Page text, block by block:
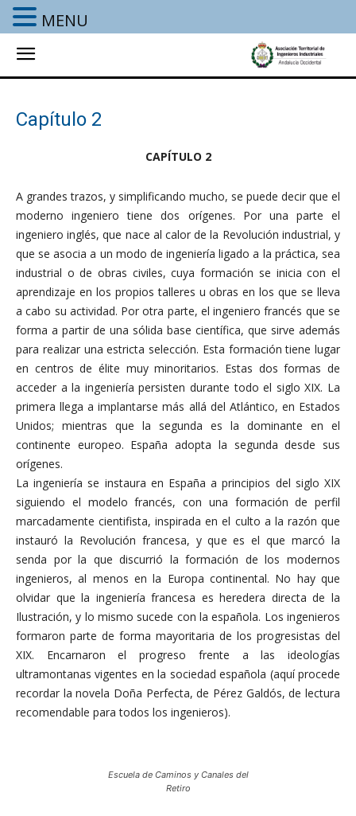
Capítulo 2
CAPÍTULO 2
A grandes trazos, y simplificando mucho, se puede decir que el
moderno ingeniero tiene dos orígenes. Por una parte el
ingeniero inglés, que nace al calor de la Revolución industrial, y
que se asocia a un modo de ingeniería ligado a la práctica, sea
industrial o de obras civiles, cuya formación se inicia con el
aprendizaje en los propios talleres u obras en los que se lleva
a cabo su actividad. Por otra parte, el ingeniero francés que se
forma a partir de una sólida base científica, que sirve además
para realizar una estricta selección. Esta formación tiene lugar
en centros de élite muy minoritarios. Estas dos formas de
acceder a la ingeniería persisten durante todo el siglo XIX. La
primera llega a implantarse más allá del Atlántico, en Estados
Unidos; mientras que la segunda es la dominante en el
continente europeo. España adopta la segunda desde sus
orígenes.
La ingeniería se instaura en España a principios del siglo XIX
siguiendo el modelo francés, con una formación de perfil
marcadamente cientifista, inspirada en el culto a la razón que
instauró la Revolución francesa, y que es el que marcó la
senda por la que discurrió la formación de los modernos
ingenieros, al menos en la Europa continental. No hay que
olvidar que la ingeniería francesa es heredera directa de la
Ilustración, y lo mismo sucede con la española. Los ingenieros
formaron parte de forma mayoritaria de los progresistas del
XIX. Encarnaron el progreso frente a las ideologías
ultramontanas vigentes en la sociedad española (aquí procede
recordar la novela Doña Perfecta, de Pérez Galdós, de lectura
recomendable para todos los ingenieros).
Escuela de Caminos y Canales del
Retiro
MENU